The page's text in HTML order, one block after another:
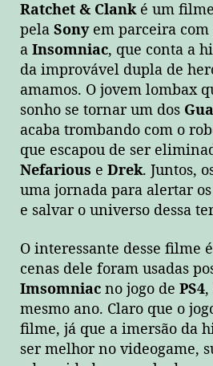
Ratchet & Clanké um
pela Sonyem parceira com
a Insomniac, que conta a
da improvável dupla de
amamos. O jovem lombax
sonho se tornar um dos
acaba trombando com o
que escapou de ser
Nefarious e Drek. Juntos,
uma jornada para alertar
e salvar o universo dessa
O interessante desse filme
cenas dele foram usadas
Imsomniac no jogo de PS4
mesmo ano. Claro que o
filme, já que a imersão da
ser melhor no videogame,